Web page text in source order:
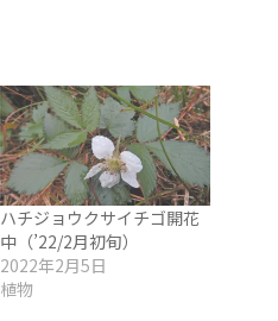
ハチジョウクサイチゴ開花
中（’22/2月初旬）
2022年2月5日
植物